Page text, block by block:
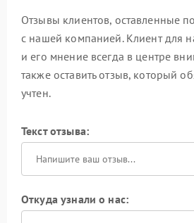
Отзывы клиентов, оставленные
с нашей компанией. Клиент для
и его мнение всегда в центре
также оставить отзыв, который
учтен.
Текст отзыва:
Откуда узнали о нас: